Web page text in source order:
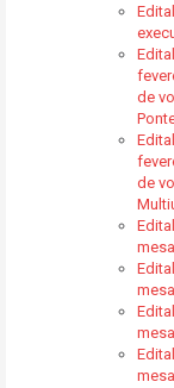
de
de